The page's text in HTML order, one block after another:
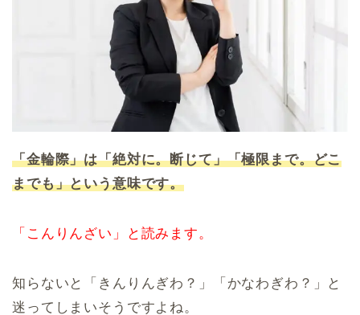
「金輪際」は「絶対に。断じて」「極限まで。どこ
までも」という意味です。
「こんりんざい」と読みます。
知らないと「きんりんぎわ？」「かなわぎわ？」と
迷ってしまいそうですよね。